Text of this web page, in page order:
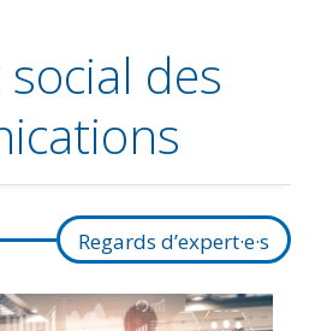
social des
Regards d’expert·e·s